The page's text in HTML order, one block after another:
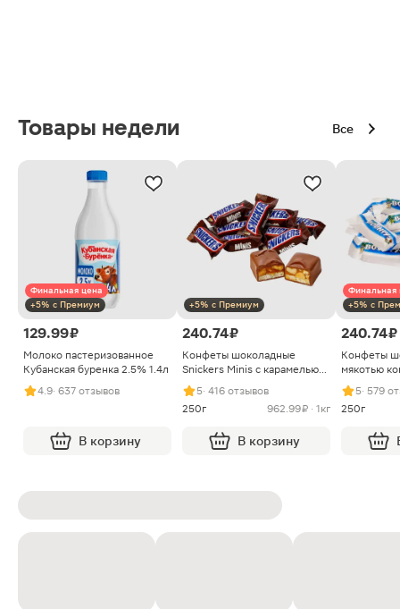
Товары недели Все
Финальная цена
+5% с Премиум
129.99 ₽
Молоко пастеризованное
Кубанская буренка 2.5% 1.4л
4.9· 637 отзывов
В корзину
+5% с Премиум
240.74 ₽
Конфеты шоколадные
Snickers Minis с карамелью
арахисом и нугой
5· 416 отзывов
250г
962.99 ₽ · 1кг
В корзину
Финальная
+5% с
240.74 ₽
Конфеты
мякотью
5· 579
250г